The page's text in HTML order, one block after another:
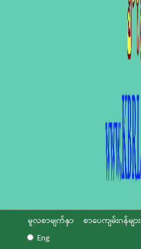
မူလစာမျက်နှာ စာပေကျမ်းဂန်များ
Eng